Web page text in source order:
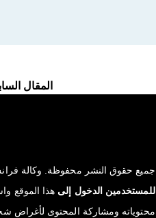
المقال
جميع حقوق النشر محفوظة. وكالة
للمستخدمين الدخول إلى هذا الموقع
محتوياته ومشاركة المحتوى لأغراض